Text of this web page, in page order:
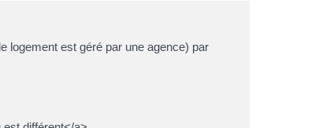
logement est géré par une agence) par